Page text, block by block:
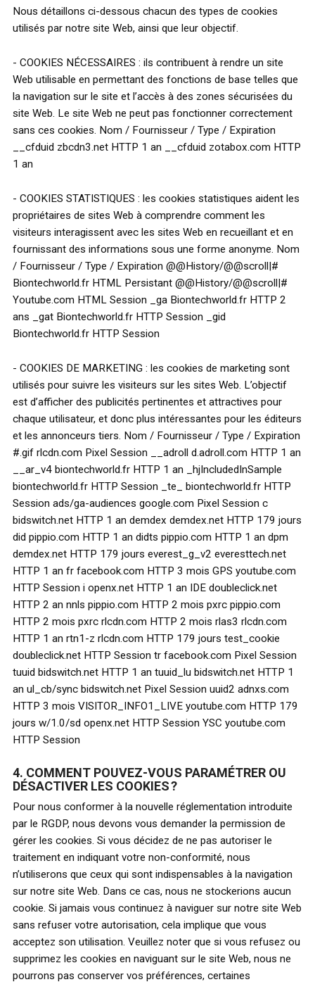
Nous détaillons ci-dessous chacun des types de cookies
utilisés par notre site Web, ainsi que leur objectif.
- COOKIES NÉCESSAIRES : ils contribuent à rendre un site
Web utilisable en permettant des fonctions de base telles que
la navigation sur le site et l’accès à des zones sécurisées du
site Web. Le site Web ne peut pas fonctionner correctement
sans ces cookies. Nom / Fournisseur / Type / Expiration
__cfduid zbcdn3.net HTTP 1 an __cfduid zotabox.com HTTP
1 an
- COOKIES STATISTIQUES : les cookies statistiques aident les
propriétaires de sites Web à comprendre comment les
visiteurs interagissent avec les sites Web en recueillant et en
fournissant des informations sous une forme anonyme. Nom
/ Fournisseur / Type / Expiration @@History/@@scroll|#
Biontechworld.fr HTML Persistant @@History/@@scroll|#
Youtube.com HTML Session _ga Biontechworld.fr HTTP 2
ans _gat Biontechworld.fr HTTP Session _gid
Biontechworld.fr HTTP Session
- COOKIES DE MARKETING : les cookies de marketing sont
utilisés pour suivre les visiteurs sur les sites Web. L’objectif
est d’afficher des publicités pertinentes et attractives pour
chaque utilisateur, et donc plus intéressantes pour les éditeurs
et les annonceurs tiers. Nom / Fournisseur / Type / Expiration
#.gif rlcdn.com Pixel Session __adroll d.adroll.com HTTP 1 an
__ar_v4 biontechworld.fr HTTP 1 an _hjIncludedInSample
biontechworld.fr HTTP Session _te_ biontechworld.fr HTTP
Session ads/ga-audiences google.com Pixel Session c
bidswitch.net HTTP 1 an demdex demdex.net HTTP 179 jours
did pippio.com HTTP 1 an didts pippio.com HTTP 1 an dpm
demdex.net HTTP 179 jours everest_g_v2 everesttech.net
HTTP 1 an fr facebook.com HTTP 3 mois GPS youtube.com
HTTP Session i openx.net HTTP 1 an IDE doubleclick.net
HTTP 2 an nnls pippio.com HTTP 2 mois pxrc pippio.com
HTTP 2 mois pxrc rlcdn.com HTTP 2 mois rlas3 rlcdn.com
HTTP 1 an rtn1-z rlcdn.com HTTP 179 jours test_cookie
doubleclick.net HTTP Session tr facebook.com Pixel Session
tuuid bidswitch.net HTTP 1 an tuuid_lu bidswitch.net HTTP 1
an ul_cb/sync bidswitch.net Pixel Session uuid2 adnxs.com
HTTP 3 mois VISITOR_INFO1_LIVE youtube.com HTTP 179
jours w/1.0/sd openx.net HTTP Session YSC youtube.com
HTTP Session
4. COMMENT POUVEZ-VOUS PARAMÉTRER OU
DÉSACTIVER LES COOKIES ?
Pour nous conformer à la nouvelle réglementation introduite
par le RGDP, nous devons vous demander la permission de
gérer les cookies. Si vous décidez de ne pas autoriser le
traitement en indiquant votre non-conformité, nous
n’utiliserons que ceux qui sont indispensables à la navigation
sur notre site Web. Dans ce cas, nous ne stockerions aucun
cookie. Si jamais vous continuez à naviguer sur notre site Web
sans refuser votre autorisation, cela implique que vous
acceptez son utilisation. Veuillez noter que si vous refusez ou
supprimez les cookies en naviguant sur le site Web, nous ne
pourrons pas conserver vos préférences, certaines